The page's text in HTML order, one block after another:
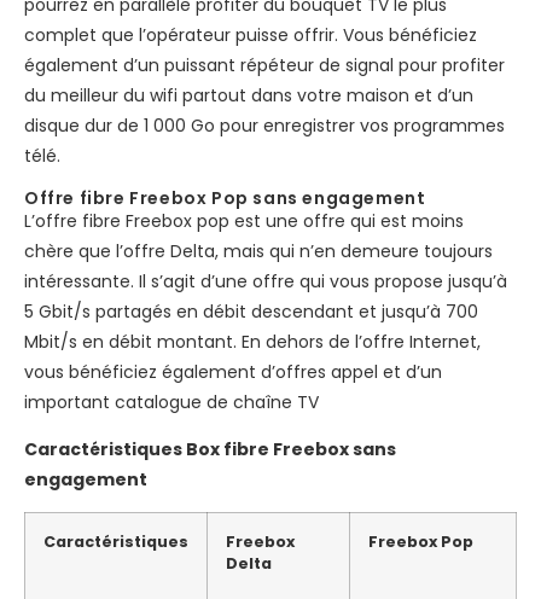
pourrez en parallèle profiter du bouquet TV le plus
complet que l’opérateur puisse offrir. Vous bénéficiez
également d’un puissant répéteur de signal pour profiter
du meilleur du wifi partout dans votre maison et d’un
disque dur de 1 000 Go pour enregistrer vos programmes
télé.
Offre fibre Freebox Pop sans engagement
L’offre fibre Freebox pop est une offre qui est moins
chère que l’offre Delta, mais qui n’en demeure toujours
intéressante. Il s’agit d’une offre qui vous propose jusqu’à
5 Gbit/s partagés en débit descendant et jusqu’à 700
Mbit/s en débit montant. En dehors de l’offre Internet,
vous bénéficiez également d’offres appel et d’un
important catalogue de chaîne TV
Caractéristiques Box fibre Freebox sans
engagement
Caractéristiques
Freebox
Delta
Freebox Pop